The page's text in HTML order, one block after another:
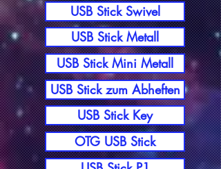
USB Stick Swivel
USB Stick Metall
USB Stick Mini Metall
USB Stick zum Abheften
USB Stick Key
OTG USB Stick